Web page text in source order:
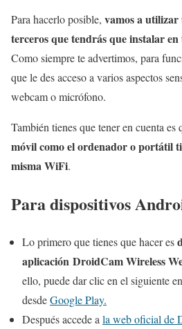
Para hacerlo posible, vamos a
terceros que tendrás que instalar
Como siempre te advertimos, para
que le des acceso a varios aspectos
webcam o micrófono.
También tienes que tener en cuenta es
móvil como el ordenador o portátil
misma WiFi.
Para dispositivos
Lo primero que tienes que hacer es
aplicación DroidCam Wireless
ello, puede dar clic en el siguiente
desdeGoogle Play.
Después accede a la web oficial de